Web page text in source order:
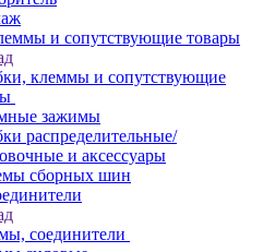
и сопутствующие товары
клеммы и сопутствующие
зажимы
распределительные/
и аксессуары
сборных шин
соединители